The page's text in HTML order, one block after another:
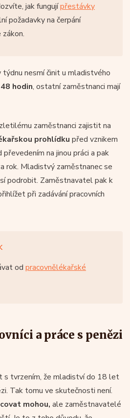
jak fungujípřestávky
požadavky na čerpání
nesmí činit u mladistvého
48 hodin, ostatní zaměstnanci mají
zaměstnanci zajistit na
prohlídku před vznikem
na jinou práci a pak
rok. Mladistvý zaměstnanec se
podrobit. Zaměstnavatel pak k
při zadávání pracovních
od pracovnělékařské
a práce s penězi
s tvrzením, že mladiství do 18 let
Tak tomu ve skutečnosti není.
mohou, ale zaměstnavatelé